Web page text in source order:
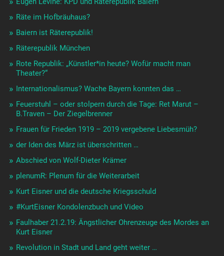
Räte im Hofbräuhaus?
Baiern ist Räterepublik!
Räterepublik München
Rote Republik: „Künstler*in heute? Wofür macht man
Theater?“
Internationalismus? Wache Bayern konnten das …
Feuerstuhl – oder stolpern durch die Tage: Ret Marut –
B.Traven – Der Ziegelbrenner
Frauen für Frieden 1919 – 2019 vergebene Liebesmüh?
der Iden des März ist überschritten …
Abschied von Wolf-Dieter Krämer
plenumR: Plenum für die Weiterarbeit
Kurt Eisner und die deutsche Kriegsschuld
#KurtEisner Kondolenzbuch und Video
Faulhaber 21.2.19: Ängstlicher Ohrenzeuge des Mordes an
Kurt Eisner
Revolution in Stadt und Land geht weiter …